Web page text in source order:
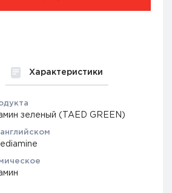
Характеристики
зеленый (TAED GREEN)